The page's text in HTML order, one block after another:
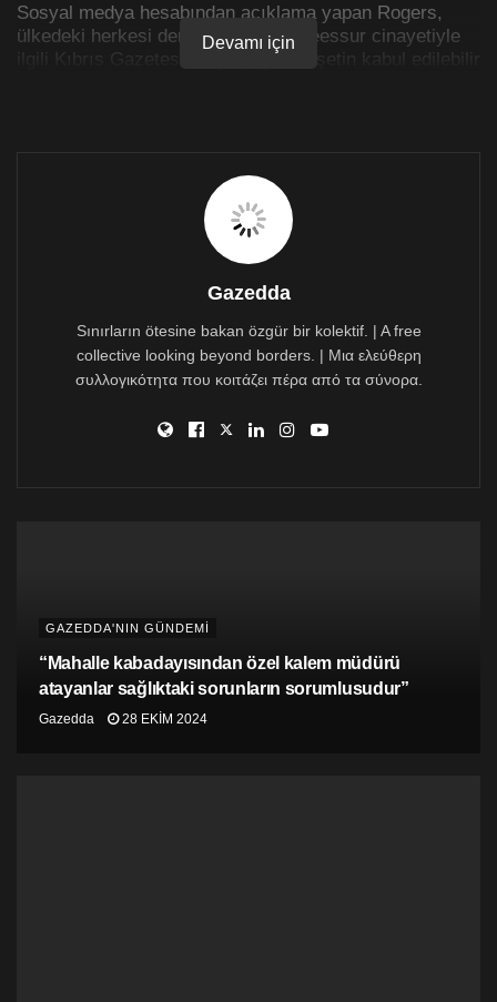
Sosyal medya hesabından açıklama yapan Rogers,
ülkedeki herkesi derinden sarsan Reessur cinayetiyle
ilgili Kıbrıs Gazetesi’nin yaptığı manşetin kabul edilebilir
için bir utanç kaynağı olduğunu vurguladı.
Rogers, “Bir cinayet işlenmiş ise suçlu olan cinayetin
failidir ve bunun ötesi yoktur. Kıbrıs Gazetesi’nde bu
manşetin yayınlanmasından sorumlu olanların başta
Helin ve ailesine olmak üzere tüm topluma bir özür
üzgünüm” dedi.
Devamı için
Gazedda
Sınırların ötesine bakan özgür bir kolektif. | A free
collective looking beyond borders. | Μια ελεύθερη
συλλογικότητα που κοιτάζει πέρα από τα σύνορα.
GAZEDDA'NIN GÜNDEMİ
“Mahalle kabadayısından özel kalem müdürü
atayanlar sağlıktaki sorunların sorumlusudur”
Gazedda 28 EKIM 2024